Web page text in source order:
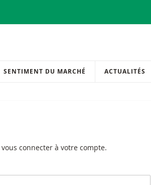
SENTIMENT DU MARCHÉ ACTUALITÉS
connecter à votre compte.